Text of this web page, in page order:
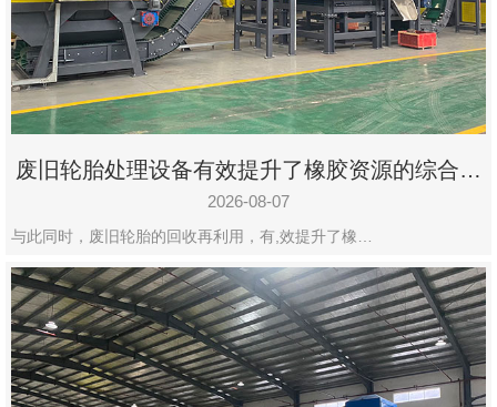
系
郑
州
市
九
设
有
限
公
司
豫
废旧轮胎处理设备有效提升了橡胶资源的综合利
用率
2026-08-07
与此同时，废旧轮胎的回收再利用，有,效提升了橡…